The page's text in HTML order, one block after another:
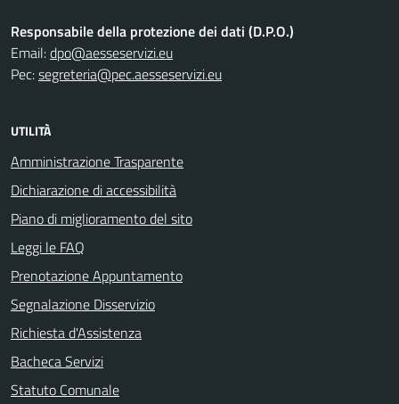
Responsabile della protezione dei dati (D.P.O.)
Email:dpo@aesseservizi.eu
Pec:segreteria@pec.aesseservizi.eu
UTILITÀ
Amministrazione Trasparente
Dichiarazione di accessibilità
Piano di miglioramento del sito
Leggi le FAQ
Prenotazione Appuntamento
Segnalazione Disservizio
Richiesta d'Assistenza
Bacheca Servizi
Statuto Comunale